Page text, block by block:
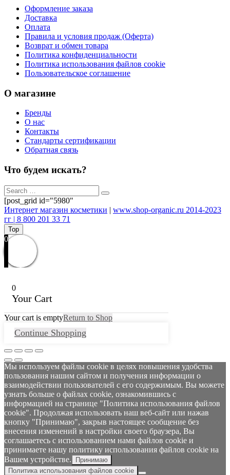
Оформление заказа
Доставка
Оплата
Правила и условия продаж (Оферта)
Возврат и обмен товара
Политика конфиденциальности
Политика использования файлов cookie
Пользовательское соглашение
О магазине
Бренды
О нас
Контакты
Стандарты сертификации
Обратная связь
Что будем искать?
[post_grid id="5980"
Интернет магазин косметики | www.shop-organic.ru 2014-2023
гг | 8 800 201 33 71
Top
0
0
Your Cart
Your cart is emptyReturn to Shop
Continue Shopping
Мы используем файлы cookie в целях повышения удобства
пользования нашим сайтом и получения информации о
взаимодействии пользователей с его содержимым. Вы можете
узнать больше о файлах cookie, ознакомившись с
информацией на странице "Политика использования файлов
cookie". Продолжая использовать наш веб-сайт или нажав
кнопку "Принимаю", закрыв настоящее сообщение без
внесения изменений в настройки своего браузера, Вы
соглашаетесь с использованием нами файлов cookie и
принимаете нашу политику использования файлов cookie на
Вашем устройстве.
Принимаю
Политика использования файлов cookie